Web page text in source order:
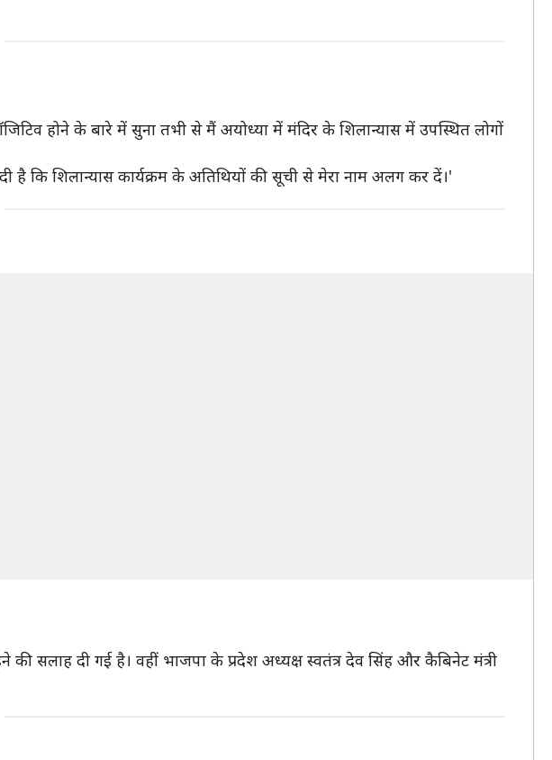
होने के बारे में सुना तभी से मैं अयोध्या में मंदिर के शिलान्यास में उपस्थित लोगों
है कि शिलान्यास कार्यक्रम के अतिथियों की सूची से मेरा नाम अलग कर दें।'
सलाह दी गई है। वहीं भाजपा के प्रदेश अध्यक्ष स्वतंत्र देव सिंह और कैबिनेट मंत्री